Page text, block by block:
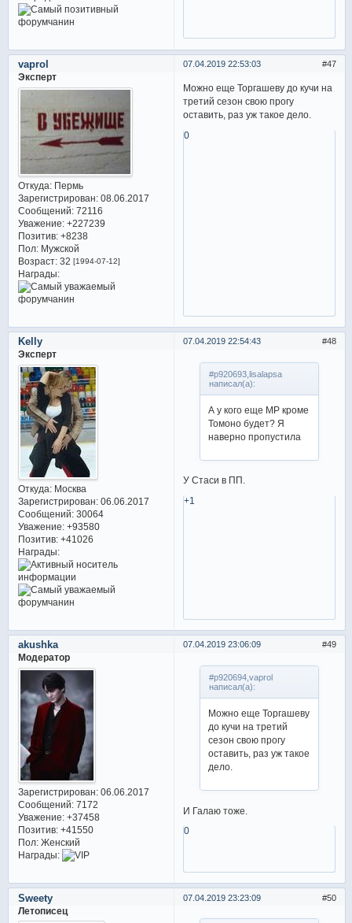
47
07.04.2019 22:53:03
vaprol
Эксперт
Откуда:Пермь
Зарегистрирован: 08.06.2017
Сообщений:72116
Уважение: +227239
Позитив: +8238
Пол:Мужской
Возраст:32 [1994-07-12]
Награды:
Можно еще Торгашеву до кучи на
третий сезон свою прогу
оставить, раз уж такое дело.
0
48
07.04.2019 22:54:43
Kelly
Эксперт
Откуда:Москва
Зарегистрирован: 06.06.2017
Сообщений:30064
Уважение: +93580
Позитив: +41026
Награды:
#p920693,lisalapsa
написал(а):
А у кого еще МР кроме
Томоно будет? Я
наверно пропустила
У Стаси в ПП.
+1
49
07.04.2019 23:06:09
akushka
Модератор
Зарегистрирован: 06.06.2017
Сообщений:7172
Уважение: +37458
Позитив: +41550
Пол:Женский
Награды:
#p920694,vaprol
написал(а):
Можно еще Торгашеву
до кучи на третий
сезон свою прогу
оставить, раз уж такое
дело.
И Галаю тоже.
0
50
07.04.2019 23:23:09
Sweety
Летописец